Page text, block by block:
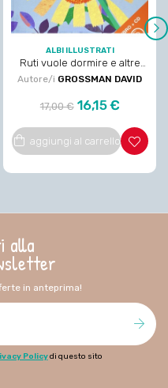
ALBI ILLUSTRATI
Ruti vuole dormire e altre
storie.
Autore/i GROSSMAN DAVID
Prezzo
regolare
17,00 € Prezzo
16,15 €
aggiungi al carrello
alla
in anteprima!
Policydi questo sito